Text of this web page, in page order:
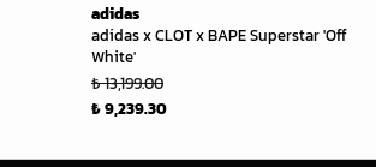
adidas
adidas x CLOT x BAPE Superstar 'Off
White'
₺ 13,199.00
₺ 9,239.30